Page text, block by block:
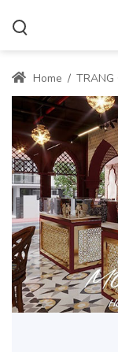
Home / TRANG